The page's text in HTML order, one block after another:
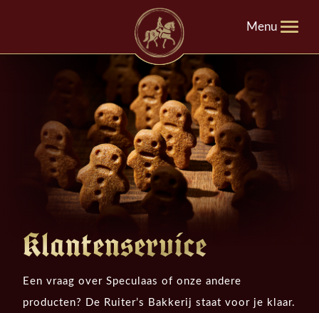
Menu
Klantenservice
Een vraag over Speculaas of onze andere
producten? De Ruiter’s Bakkerij staat voor je klaar.